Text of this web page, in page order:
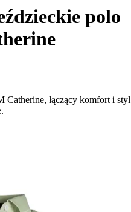
polo
łączący komfort i styl